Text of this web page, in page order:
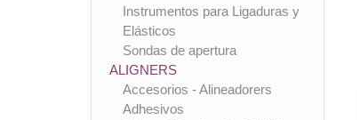
Instrumentos para Ligaduras y
Elásticos
Sondas de apertura
ALIGNERS
Accesorios - Alineadorers
Adhesivos